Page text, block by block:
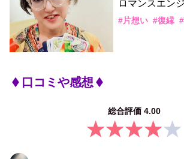
ロマンスエン
ット
#片想い #復縁 #
口コミや感想
総合評価 4.00